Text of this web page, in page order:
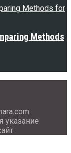
Methods
указание